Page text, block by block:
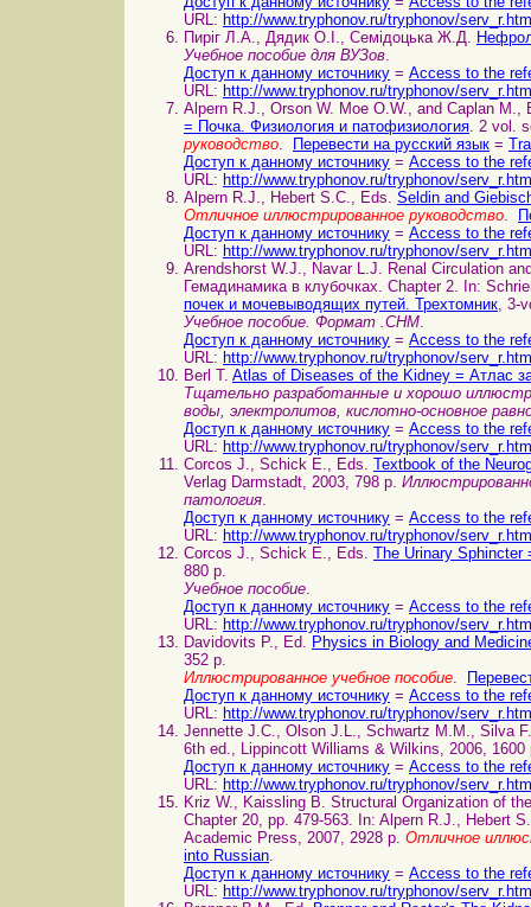
URL: http://www.tryphonov.ru/tryphonov/
Пиріг Л.А., Дядик О.І., Семідоцька Ж.Д.
Учебное пособие для ВУЗов.
Доступ к данному источнику = Access to the
URL: http://www.tryphonov.ru/tryphonov/
Alpern R.J., Orson W. Moe O.W., and Caplan M.,
= Почка. Физиология и патофизиология. 2 vol.
руководство. Перевести на русский язык =
Доступ к данному источнику = Access to the
URL: http://www.tryphonov.ru/tryphonov/
Alpern R.J., Hebert S.C., Eds. Seldin and
Отличное иллюстрированное руководство.
Доступ к данному источнику = Access to the
URL: http://www.tryphonov.ru/tryphonov/
Arendshorst W.J., Navar L.J. Renal Circulation
Гемадинамика в клубочках. Chapter 2. In:
почек и мочевыводящих путей. Трехтомник, 3-
Учебное пособие. Формат .CHM.
Доступ к данному источнику = Access to the
URL: http://www.tryphonov.ru/tryphonov/
Berl T. Atlas of Diseases of the Kidney = Атлас
Тщательно разработанные и хорошо
воды, электролитов, кислотно-основное
Доступ к данному источнику = Access to the
URL: http://www.tryphonov.ru/tryphonov/
Corcos J., Schick E., Eds. Textbook of the
Verlag Darmstadt, 2003, 798 p.
патология.
Доступ к данному источнику = Access to the
URL: http://www.tryphonov.ru/tryphonov/
Corcos J., Schick E., Eds. The Urinary Sphincter
880 p.
Учебное пособие.
Доступ к данному источнику = Access to the
URL: http://www.tryphonov.ru/tryphonov/
Davidovits P., Ed. Physics in Biology and
352 p.
Иллюстрированное учебное пособие.
Доступ к данному источнику = Access to the
URL: http://www.tryphonov.ru/tryphonov/
Jennette J.C., Olson J.L., Schwartz M.M., Silva
6th ed., Lippincott Williams & Wilkins, 2006,
Доступ к данному источнику = Access to the
URL: http://www.tryphonov.ru/tryphonov/
Kriz W., Kaissling B. Structural Organization of
Chapter 20, pp. 479-563. In: Alpern R.J., Hebert
Academic Press, 2007, 2928 p. Отличное
into Russian.
Доступ к данному источнику = Access to the
URL: http://www.tryphonov.ru/tryphonov/